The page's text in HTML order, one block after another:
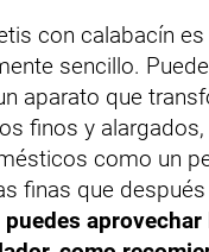
con calabacín es
sencillo.
aparato que
finos y
como un
finas que
puedes aprovechar